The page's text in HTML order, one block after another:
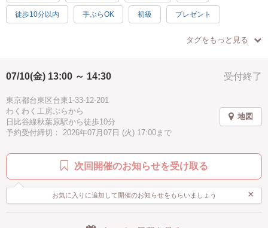
濡れても大丈夫なワックスコードのブレスレット(アンクレット)
≪推奨レベル ー 高校生以上≫
初心者、お一人様でも安心してご参加ください。
≪シーグラスとは？≫
シーグラスとは、もともとは人工物であるガラスの破片が長い年月をか
け海の中で波にもまれ、角がとれて丸くなり、表面が曇りガラスのよう
になったものです。
徒歩10分以内 手ぶらOK 初級 プレゼント
1.5時間
タグをもっと見る
受付終了
07/10(金) 13:00 ～ 14:30
東京都台東区台東1-33-12-201
わくわく工房ぷらから
日比谷線秋葉原駅から徒歩10分
予約受付締切： 2026年07月07日 (火) 17:00まで
地図
次回開催のお知らせを受け取る
お気に入りに追加して開催のお知らせをもらいましょう ×